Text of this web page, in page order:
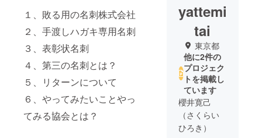
１、敗る用の名刺株式会社
２、手渡しハガキ専用名刺
３、表彰状名刺
４、第三の名刺とは？
５、リターンについて
６、やってみたいことやっ
てみる協会とは？
yattemi
tai
東京都
他に2件の
プロジェク
トを掲載し
ています
櫻井寛己
（さくらい
ひろき）